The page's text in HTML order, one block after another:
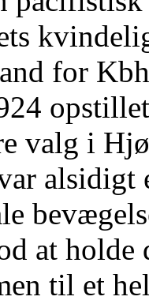
for
valg i
alsidigt
at holde
til et